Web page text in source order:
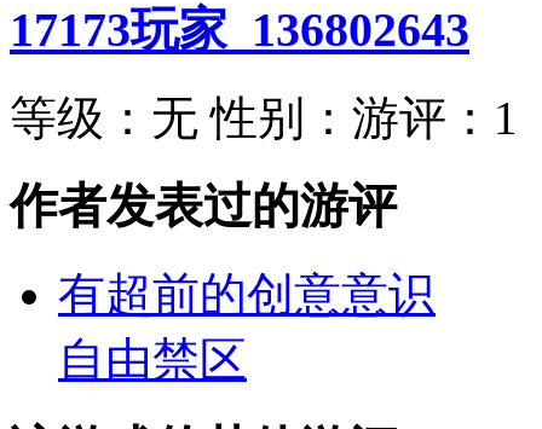
17173玩家_136802643
等级： 无 性别： 游评： 1
作者发表过的游评
有超前的创意意识
自由禁区